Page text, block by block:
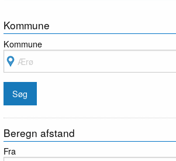
Kommune
Kommune
Beregn afstand
Fra